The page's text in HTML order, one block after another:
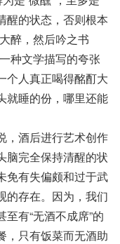
醒的状态，否则根本
醉，然后吟之书
种文学描写的夸张
个人真正喝得酩酊大
就睡的份，哪里还能
酒后进行艺术创作
脑完全保持清醒的状
免有失偏颇和过于武
的存在。因为，我们
有“无酒不成席”的
，只有饭菜而无酒助